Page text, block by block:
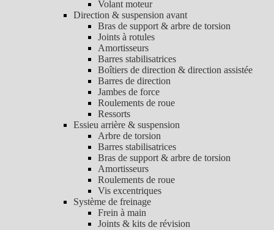
Volant moteur
Direction & suspension avant
Bras de support & arbre de torsion
Joints à rotules
Amortisseurs
Barres stabilisatrices
Boîtiers de direction & direction assistée
Barres de direction
Jambes de force
Roulements de roue
Ressorts
Essieu arrière & suspension
Arbre de torsion
Barres stabilisatrices
Bras de support & arbre de torsion
Amortisseurs
Roulements de roue
Vis excentriques
Système de freinage
Frein à main
Joints & kits de révision